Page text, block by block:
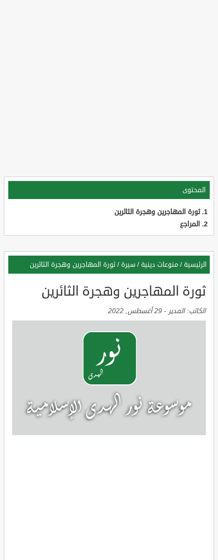
المحتوى
ثورة المهاجرين وهجرة الثائرين
المراجع
الرئيسية / منوعات دينية / سيرة / ثورة المهاجرين وهجرة الثائرين
ثورة المهاجرين وهجرة الثائرين
الكاتب:المدير - 29 أغسطس, 2022